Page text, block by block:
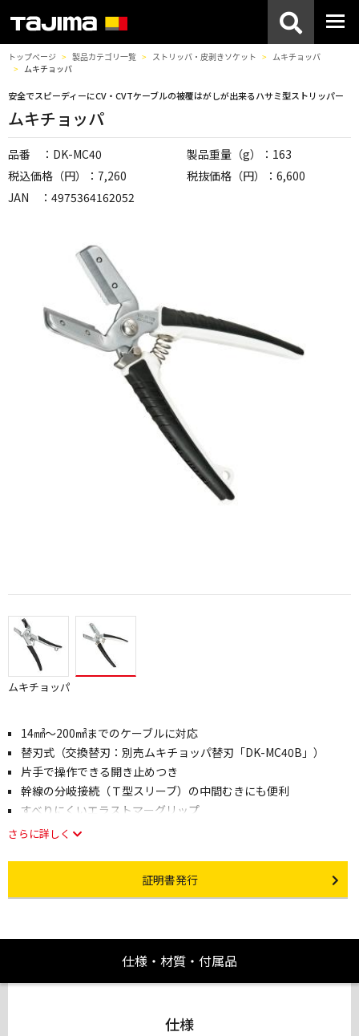
トップページ 製品カテゴリ一覧 ストリッパ・皮剥きソケット
ムキチョッパ
ムキチョッパ
安全でスピーディーにCV・CVTケーブルの被覆はがしが出来るハサミ型ストリッパー
ムキチョッパ
品番 ：DK-MC40
製品重量（g）：163
税込価格（円）：7,260
税抜価格（円）：6,600
JAN ：4975364162052
ムキチョッパ
14㎟～200㎟までのケーブルに対応
替刃式（交換替刃：別売ムキチョッパ替刃「DK-MC40B」）
片手で操作できる開き止めつき
幹線の分岐接続（Ｔ型スリーブ）の中間むきにも便利
すべりにくいエラストマーグリップ
さらに詳しく
Certificate Issuance
証明書発行
仕様・材質・付属品
仕様